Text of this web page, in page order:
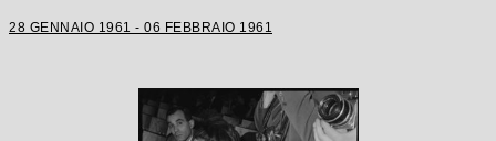
28 GENNAIO 1961 - 06 FEBBRAIO 1961